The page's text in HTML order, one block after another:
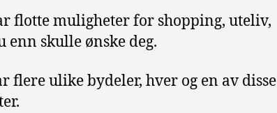
flotte muligheter for shopping, uteliv,
enn skulle ønske deg.
flere ulike bydeler, hver og en av disse